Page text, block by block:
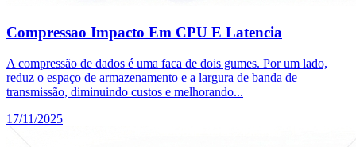
Compressao Impacto Em CPU E Latencia
A compressão de dados é uma faca de dois gumes. Por um lado,
reduz o espaço de armazenamento e a largura de banda de
transmissão, diminuindo custos e melhorando...
17/11/2025